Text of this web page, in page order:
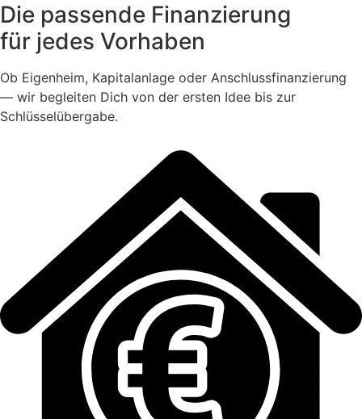
Die passende Finanzierung
für jedes Vorhaben
Ob Eigenheim, Kapitalanlage oder Anschlussfinanzierung
— wir begleiten Dich von der ersten Idee bis zur
Schlüsselübergabe.